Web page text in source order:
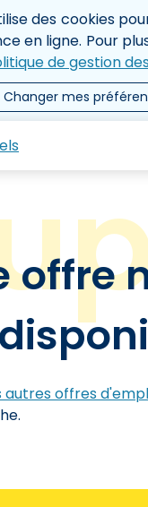
principal
des cookies
des cookies
en ligne. Pour
de gestion
Changer mes
offre
autres offres